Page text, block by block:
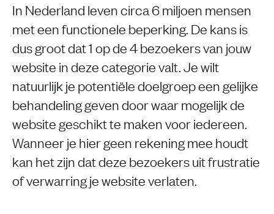
In Nederland leven circa 6 miljoen mensen
met een functionele beperking. De kans is
dus groot dat 1 op de 4 bezoekers van jouw
website in deze categorie valt. Je wilt
natuurlijk je potentiële doelgroep een gelijke
behandeling geven door waar mogelijk de
website geschikt te maken voor iedereen.
Wanneer je hier geen rekening mee houdt
kan het zijn dat deze bezoekers uit frustratie
of verwarring je website verlaten.